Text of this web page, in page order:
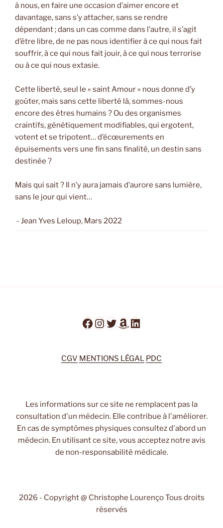
à nous, en faire une occasion d’aimer encore et
davantage, sans s’y attacher, sans se rendre
dépendant ; dans un cas comme dans l’autre, il s’agit
d’être libre, de ne pas nous identifier à ce qui nous fait
souffrir, à ce qui nous fait jouir, à ce qui nous terrorise
ou à ce qui nous extasie.
Cette liberté, seul le « saint Amour » nous donne d’y
goûter, mais sans cette liberté là, sommes-nous
encore des êtres humains ? Ou des organismes
craintifs, génétiquement modifiables, qui ergotent,
votent et se tripotent… d’écœurements en
épuisements vers une fin sans finalité, un destin sans
destinée ?
Mais qui sait ? Il n’y aura jamais d’aurore sans lumière,
sans le jour qui vient…
- Jean Yves Leloup, Mars 2022
Facebook
Instagram
Twitter
Amazon
LinkedIn
CGV MENTIONS LÉGAL PDC
Les informations sur ce site ne remplacent pas la
consultation d'un médecin. Elle contribue à l'améliorer.
En cas de symptômes physiques consultez d'abord un
médecin. En utilisant ce site, vous acceptez notre avis
de non-responsabilité médicale.
2026 - Copyright @ Christophe Lourenço Tous droits
réservés